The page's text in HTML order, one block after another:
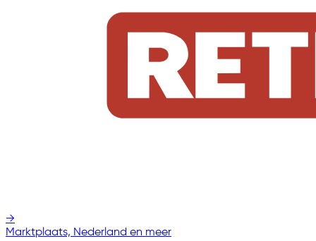
→
Marktplaats, Nederland en meer